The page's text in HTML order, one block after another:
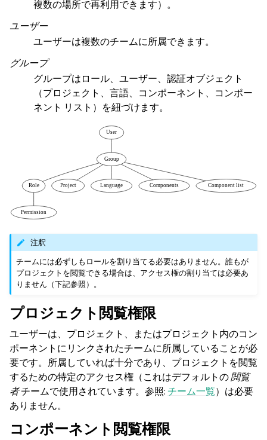
複数の場所で再利用できます）。
ユーザー
ユーザーは複数のチームに所属できます。
グループ
グループはロール、ユーザー、認証オブジェクト
（プロジェクト、言語、コンポーネント、コンポー
ネント リスト）を紐づけます。
注釈
チームには必ずしもロールを割り当てる必要はありません。誰もが
プロジェクトを閲覧できる場合は、アクセス権の割り当ては必要あ
りません（下記参照）。
プロジェクト閲覧権限
ユーザーは、プロジェクト、またはプロジェクト内のコン
ポーネントにリンクされたチームに所属していることが必
要です。所属していれば十分であり、プロジェクトを閲覧
するための特定のアクセス権（これはデフォルトの閲覧
者チームで使用されています。参照:チーム一覧）は必要
ありません。
コンポーネント閲覧権限